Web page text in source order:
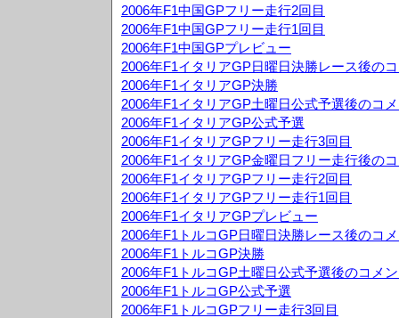
2006年F1中国GPフリー走行2回目
2006年F1中国GPフリー走行1回目
2006年F1中国GPプレビュー
2006年F1イタリアGP日曜日決勝レース後の
2006年F1イタリアGP決勝
2006年F1イタリアGP土曜日公式予選後のコ
2006年F1イタリアGP公式予選
2006年F1イタリアGPフリー走行3回目
2006年F1イタリアGP金曜日フリー走行後の
2006年F1イタリアGPフリー走行2回目
2006年F1イタリアGPフリー走行1回目
2006年F1イタリアGPプレビュー
2006年F1トルコGP日曜日決勝レース後のコ
2006年F1トルコGP決勝
2006年F1トルコGP土曜日公式予選後のコメ
2006年F1トルコGP公式予選
2006年F1トルコGPフリー走行3回目